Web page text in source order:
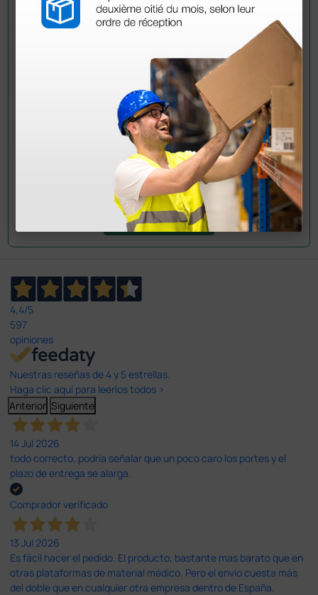
Pregúntale a un colega
¿Todavía tienes alguna duda? ¿Necesitas más
Envía ahora mismo tu pregunta a los colegas que ya
han adquirido este producto.
Envía tu pregunta
4,4/5
597
opiniones
Nuestras reseñas de 4 y 5 estrellas.
Haga clic aquí para leerlos todos >
Anterior Siguiente
14 Jul 2026
todo correcto. podria señalar que un poco caro los portes y el
plazo de entrega se alarga.
Comprador verificado
13 Jul 2026
Es fácil hacer el pedido. El producto, bastante mas barato que en
otras plataformas de material médico. Pero el envío cuesta más
del doble que en cualquier otra empresa dentro de España.